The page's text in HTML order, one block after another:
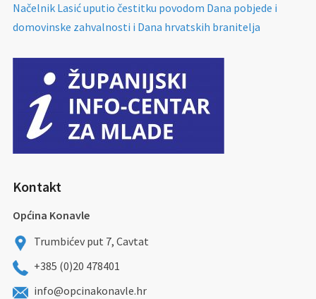
Načelnik Lasić uputio čestitku povodom Dana pobjede i
domovinske zahvalnosti i Dana hrvatskih branitelja
Kontakt
Općina Konavle
Trumbićev put 7, Cavtat
+385 (0)20 478401
info@opcinakonavle.hr